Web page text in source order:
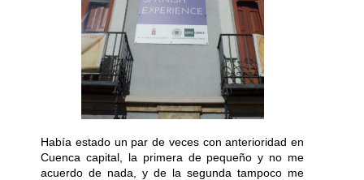
Había estado un par de veces con anterioridad en
Cuenca capital, la primera de pequeño y no me
acuerdo de nada, y de la segunda tampoco me